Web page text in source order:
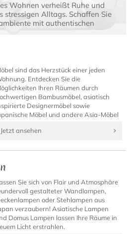
Wohnen verheißt Ruhe und
stressigen Alltags. Schaffen Sie
mit authentischen
sind das Herzstück einer jeden
Entdecken Sie die
Ihren Räumen durch
Bambusmöbel, asiatisch
Designermöbel sowie
Möbel und andere Asia-Möbel
Jetzt ansehen
Sie sich von Flair und Atmosphäre
gestalteter Wandlampen,
oder Stehlampen aus
verzaubern! Asiatische Lampen
Domus Lampen lassen Ihre Räume in
Licht erstrahlen.